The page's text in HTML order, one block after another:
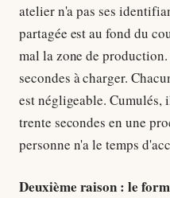
atelier n'a pas ses
partagée est au fond du
mal la zone de
secondes à charger.
est négligeable. Cumulés,
trente secondes en une
personne n'a le temps
Deuxième raison : le